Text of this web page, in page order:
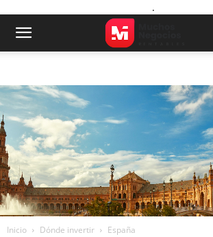
.
Inicio Dónde invertir España